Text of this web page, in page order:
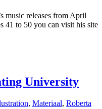
music releases from April
41 to 50 you can visit his site
University
, Materiaal, Roberta